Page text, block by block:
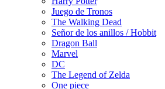
Juego de Tronos
The Walking Dead
Señor de los anillos / Hobbit
Dragon Ball
Marvel
DC
The Legend of Zelda
One piece